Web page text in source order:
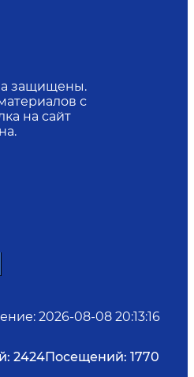
защищены.
с
на сайт
: 2026-08-08 20:13:16
2424Посещений: 1770